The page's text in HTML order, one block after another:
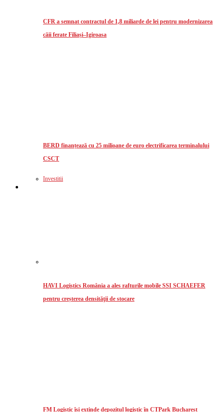
CFR a semnat contractul de 1,8 miliarde de lei pentru modernizarea
căii ferate Filiași–Igiroasa
BERD finanțează cu 25 milioane de euro electrificarea terminalului
CSCT
Investitii
HAVI Logistics România a ales rafturile mobile SSI SCHAEFER
pentru creșterea densităţii de stocare
FM Logistic își extinde depozitul logistic în CTPark Bucharest